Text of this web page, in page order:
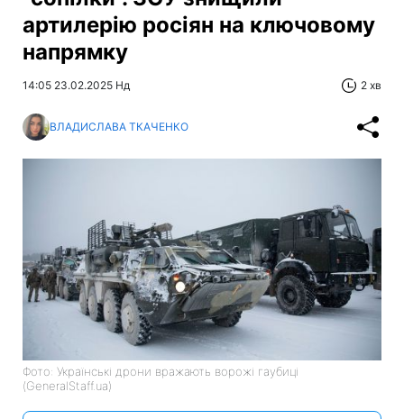
артилерію росіян на ключовому
напрямку
14:05 23.02.2025 Нд 2 хв
ВЛАДИСЛАВА ТКАЧЕНКО
Фото: Українські дрони вражають ворожі гаубиці
(GeneralStaff.ua)